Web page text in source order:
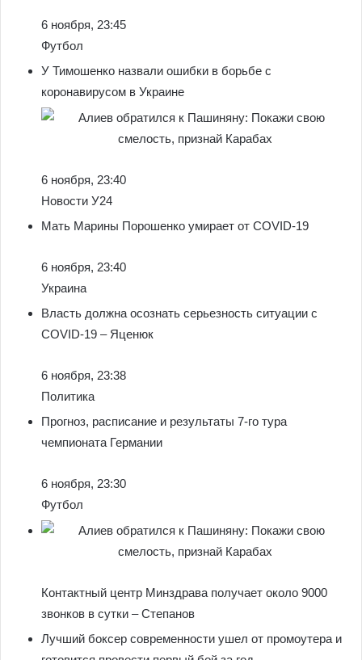
6 ноября, 23:45
Футбол
У Тимошенко назвали ошибки в борьбе с
коронавирусом в Украине
6 ноября, 23:40
Новости У24
Мать Марины Порошенко умирает от COVID-19
6 ноября, 23:40
Украина
Власть должна осознать серьезность ситуации с
COVID-19 – Яценюк
6 ноября, 23:38
Политика
Прогноз, расписание и результаты 7-го тура
чемпионата Германии
6 ноября, 23:30
Футбол
Контактный центр Минздрава получает около 9000
звонков в сутки – Степанов
Лучший боксер современности ушел от промоутера и